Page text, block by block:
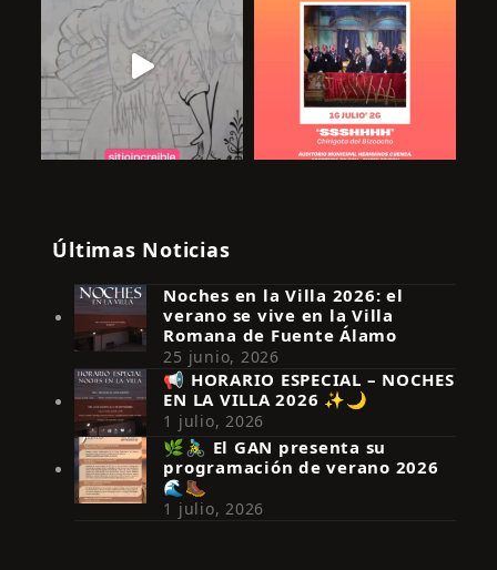
Síguenos en Instagram
Últimas Noticias
Noches en la Villa 2026: el
verano se vive en la Villa
Romana de Fuente Álamo
25 junio, 2026
📢 HORARIO ESPECIAL – NOCHES
EN LA VILLA 2026 ✨🌙
1 julio, 2026
🌿🚴‍♂️ El GAN presenta su
programación de verano 2026
🌊🥾
1 julio, 2026